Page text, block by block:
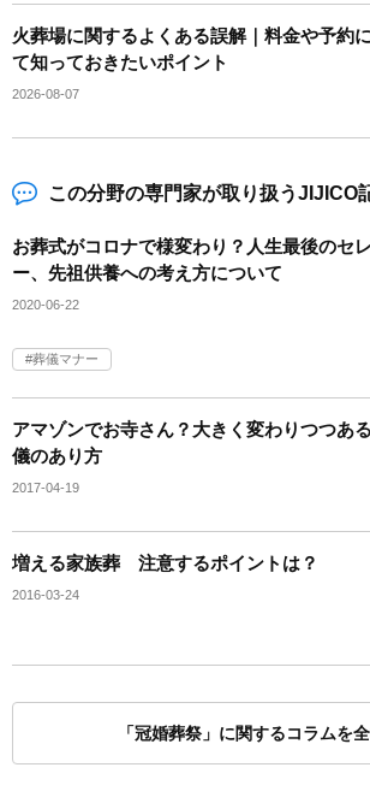
火葬場に関するよくある誤解｜料金や予約
て知っておきたいポイント
2026-08-07
この分野の専門家が取り扱うJIJICO
お葬式がコロナで様変わり？人生最後のセ
ー、先祖供養への考え方について
2020-06-22
葬儀マナー
アマゾンでお寺さん？大きく変わりつつあ
儀のあり方
2017-04-19
増える家族葬 注意するポイントは？
2016-03-24
「冠婚葬祭」に関するコラムを